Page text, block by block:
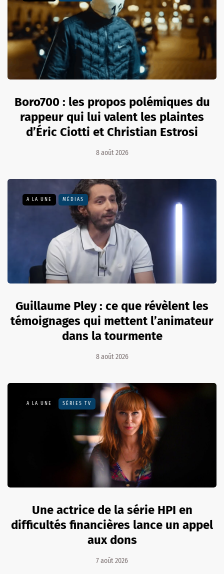
Boro700 : les propos polémiques du
rappeur qui lui valent les plaintes
d’Éric Ciotti et Christian Estrosi
8 août 2026
A LA UNE MÉDIAS
Guillaume Pley : ce que révèlent les
témoignages qui mettent l’animateur
dans la tourmente
8 août 2026
A LA UNE SÉRIES TV
Une actrice de la série HPI en
difficultés financières lance un appel
aux dons
7 août 2026